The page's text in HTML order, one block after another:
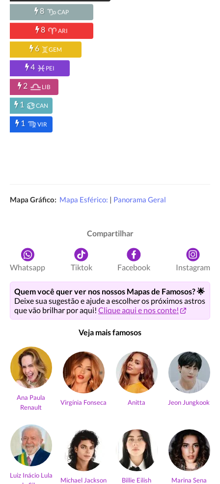
8 CAP
8 ARI
6 GEM
4 PEI
2 LIB
1 CAN
1 VIR
Mapa Gráfico: Mapa Esférico: | Panorama Geral
Compartilhar
Whatsapp Tiktok Facebook Instagram
Quem você quer ver nos nossos Mapas de Famosos? 🌟
Deixe sua sugestão e ajude a escolher os próximos astros
que vão brilhar por aqui! Clique aqui e nos conte!
Veja mais famosos
Ana Paula
Renault
Virgínia Fonseca Anitta Jeon Jungkook
Luiz Inácio Lula
Michael Jackson Billie Eilish Marina Sena